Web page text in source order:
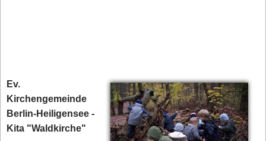
Ev.
Kirchengemeinde
Berlin-Heiligensee -
Kita "Waldkirche"